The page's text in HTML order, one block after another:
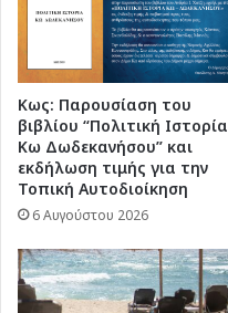
Κως: Παρουσίαση του
βιβλίου “Πολιτική Ιστορία
Κω Δωδεκανήσου” και
εκδήλωση τιμής για την
Τοπική Αυτοδιοίκηση
6 Αυγούστου 2026